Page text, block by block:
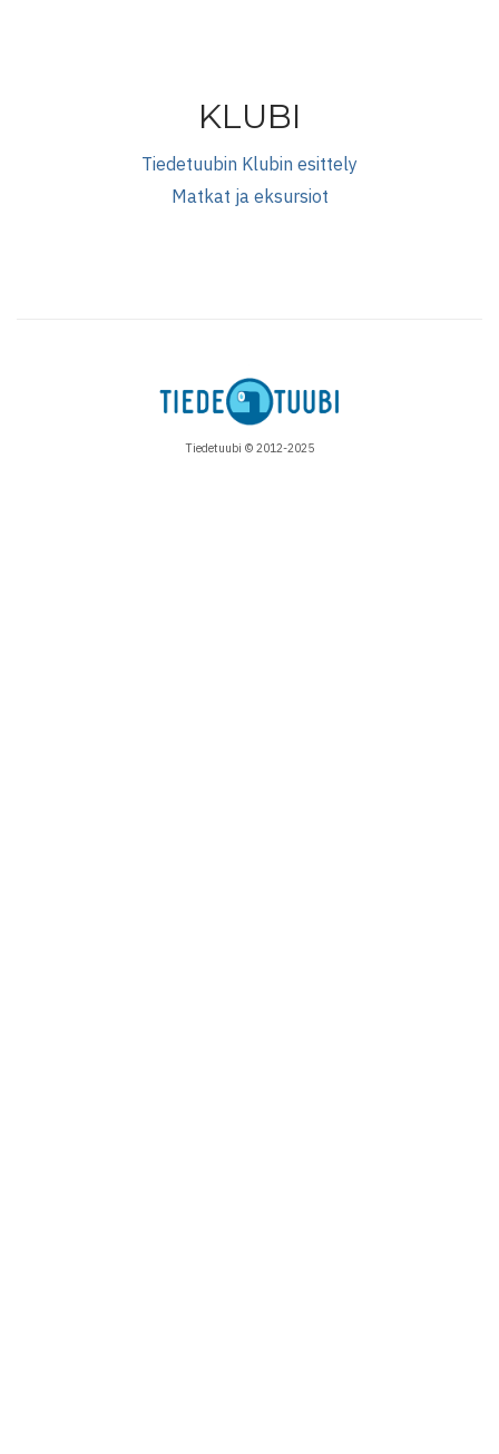
KLUBI
Tiedetuubin Klubin esittely
Matkat ja eksursiot
Tiedetuubi © 2012-2025